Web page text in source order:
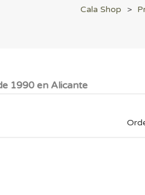
Cala Shop >
1990 en Alicante